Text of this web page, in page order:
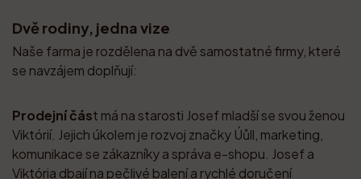
Dvě rodiny, jedna vize
Naše farma je rozdělena na dvě samostatné firmy, které
se navzájem doplňují:
Prodejní část má na starosti Josef mladší se svou ženou
Viktórií. Jejich úkolem je rozvoj značky Úůll, marketing,
komunikace se zákazníky a správa e-shopu. Josef a
Viktória dbají na pečlivé balení a rychlé doručení